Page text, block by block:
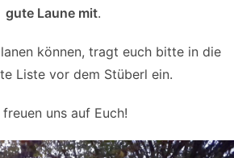
gute Laune mit.
können, tragt euch bitte in die
Liste vor dem Stüberl ein.
uns auf Euch!